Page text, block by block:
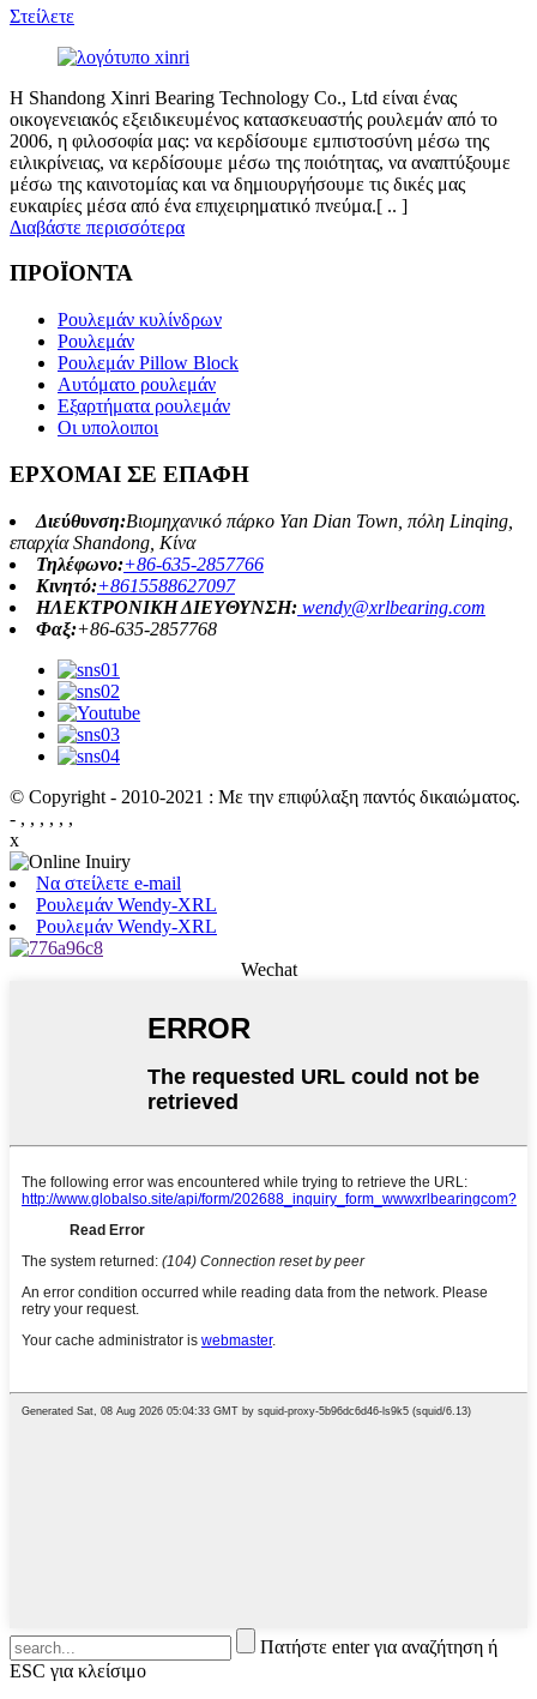
Στείλετε
Η Shandong Xinri Bearing Technology Co., Ltd είναι ένας
οικογενειακός εξειδικευμένος κατασκευαστής ρουλεμάν από το
2006, η φιλοσοφία μας: να κερδίσουμε εμπιστοσύνη μέσω της
ειλικρίνειας, να κερδίσουμε μέσω της ποιότητας, να αναπτύξουμε
μέσω της καινοτομίας και να δημιουργήσουμε τις δικές μας
ευκαιρίες μέσα από ένα επιχειρηματικό πνεύμα.[ .. ]
Διαβάστε περισσότερα
ΠΡΟΪΟΝΤΑ
Ρουλεμάν κυλίνδρων
Ρουλεμάν
Ρουλεμάν Pillow Block
Αυτόματο ρουλεμάν
Εξαρτήματα ρουλεμάν
Οι υπολοιποι
ΕΡΧΟΜΑΙ ΣΕ ΕΠΑΦΗ
Διεύθυνση:Βιομηχανικό πάρκο Yan Dian Town, πόλη Linqing,
επαρχία Shandong, Κίνα
Τηλέφωνο:+86-635-2857766
Κινητό:+8615588627097
ΗΛΕΚΤΡΟΝΙΚΗ ΔΙΕΥΘΥΝΣΗ: wendy@xrlbearing.com
Φαξ:+86-635-2857768
© Copyright - 2010-2021 : Με την επιφύλαξη παντός δικαιώματος.
- , , , , , ,
x
Να στείλετε e-mail
Ρουλεμάν Wendy-XRL
Ρουλεμάν Wendy-XRL
Wechat
Πατήστε enter για αναζήτηση ή
ESC για κλείσιμο